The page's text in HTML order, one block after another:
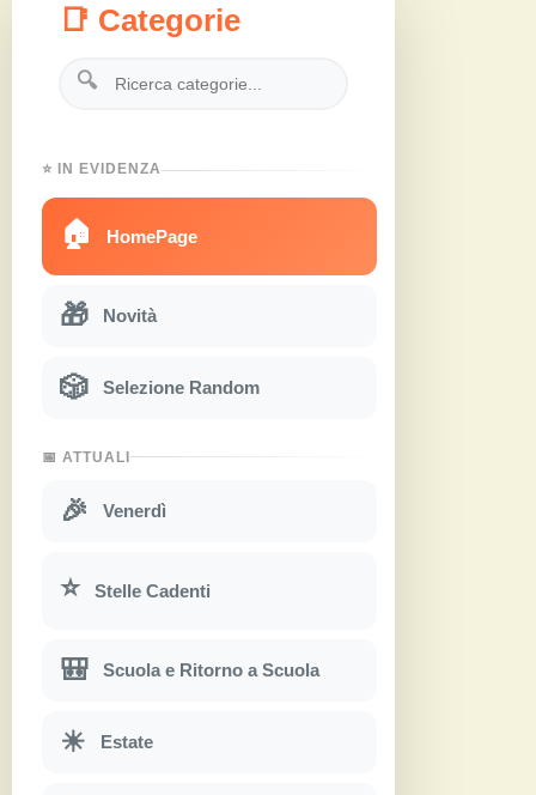
📑 Categorie
🔍
⭐ IN EVIDENZA
🏠 HomePage
🎁 Novità
🎲 Selezione Random
📅 ATTUALI
🎉 Venerdì
⭐ Stelle Cadenti
🎒 Scuola e Ritorno a Scuola
☀ Estate